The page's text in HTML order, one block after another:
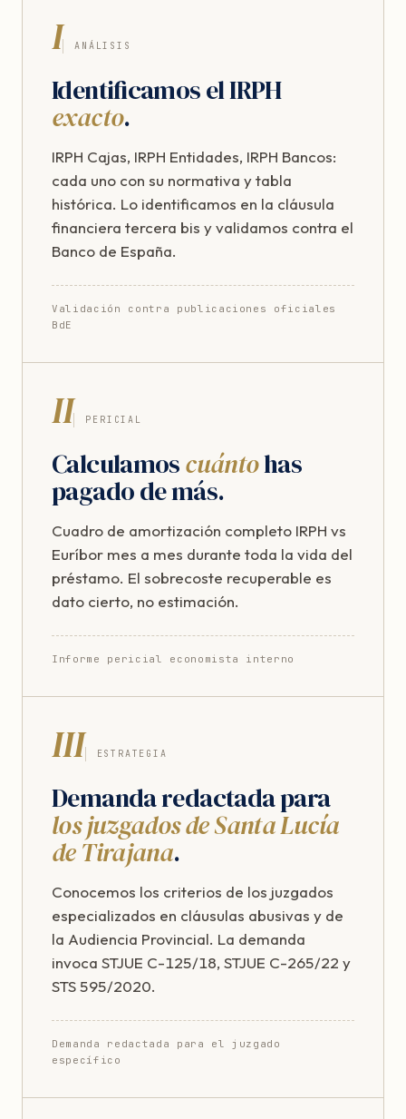
I ANÁLISIS
Identificamos el IRPH
exacto.
IRPH Cajas, IRPH Entidades, IRPH Bancos:
cada uno con su normativa y tabla
histórica. Lo identificamos en la cláusula
financiera tercera bis y validamos contra el
Banco de España.
Validación contra publicaciones oficiales
BdE
II PERICIAL
Calculamoscuántohas
pagado de más.
Cuadro de amortización completo IRPH vs
Euríbor mes a mes durante toda la vida del
préstamo. El sobrecoste recuperable es
dato cierto, no estimación.
Informe pericial economista interno
III ESTRATEGIA
Demanda redactada para
los juzgados de Santa Lucía
de Tirajana.
Conocemos los criterios de los juzgados
especializados en cláusulas abusivas y de
la Audiencia Provincial. La demanda
invoca STJUE C-125/18, STJUE C-265/22 y
STS 595/2020.
Demanda redactada para el juzgado
específico